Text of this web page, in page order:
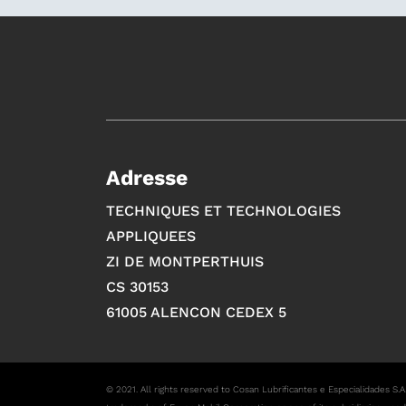
Adresse
TECHNIQUES ET TECHNOLOGIES
APPLIQUEES
ZI DE MONTPERTHUIS
CS 30153
61005 ALENCON CEDEX 5
© 2021. All rights reserved to Cosan Lubriﬁcantes e Especialidades